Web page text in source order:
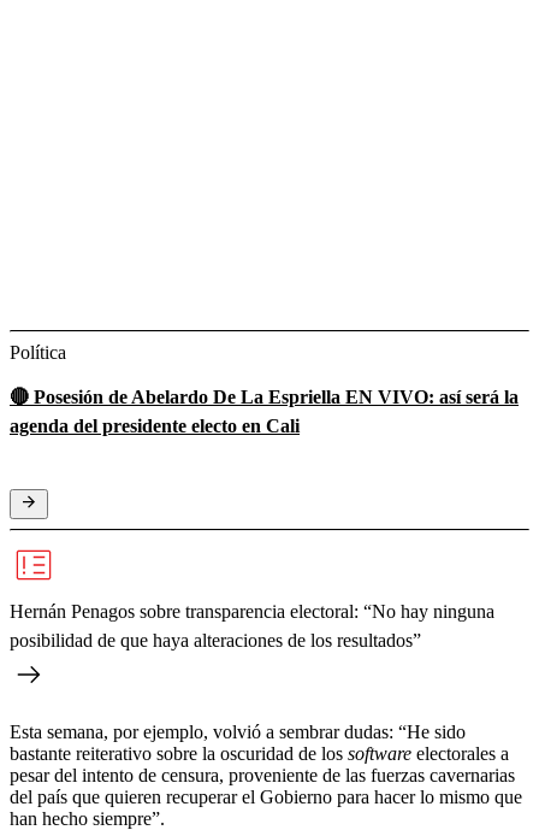
Política
🔴 Posesión de Abelardo De La Espriella EN VIVO: así será la
agenda del presidente electo en Cali
Hernán Penagos sobre transparencia electoral: “No hay ninguna
posibilidad de que haya alteraciones de los resultados”
Esta semana, por ejemplo, volvió a sembrar dudas: “He sido
bastante reiterativo sobre la oscuridad de los software electorales a
pesar del intento de censura, proveniente de las fuerzas cavernarias
del país que quieren recuperar el Gobierno para hacer lo mismo que
han hecho siempre”.